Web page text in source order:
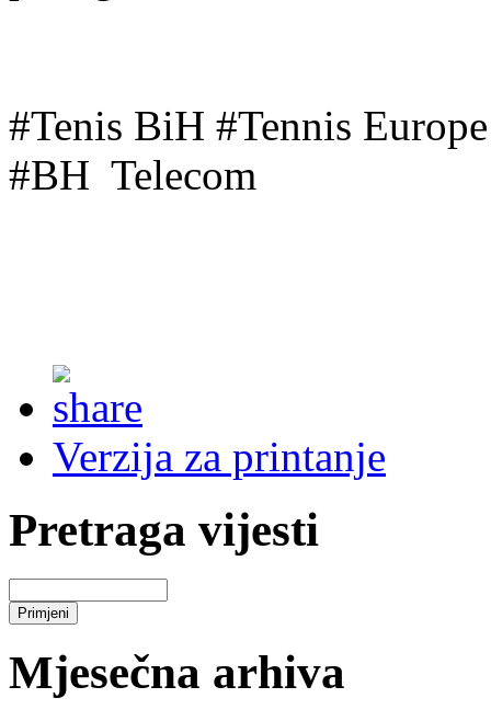
#Tenis BiH #Tennis
#BH Telecom
Verzija za printanje
Pretraga vijesti
Mjesečna arhiva